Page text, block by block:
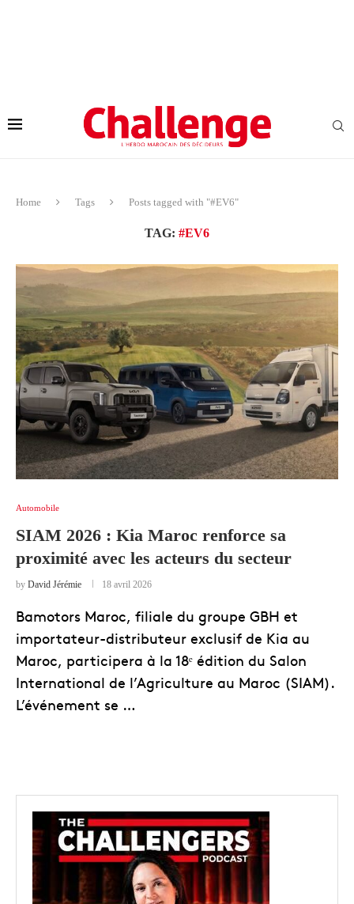
Home Tags Posts tagged with "#EV6"
TAG: #EV6
Automobile
SIAM 2026 : Kia Maroc renforce sa
proximité avec les acteurs du secteur
by David Jérémie 18 avril 2026
Bamotors Maroc, filiale du groupe GBH et
importateur-distributeur exclusif de Kia au
Maroc, participera à la 18ᵉ édition du Salon
International de l’Agriculture au Maroc (SIAM).
L’événement se …